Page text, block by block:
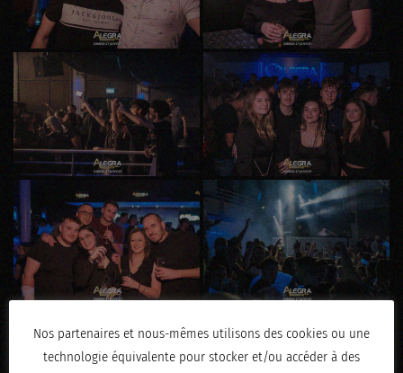
Nos partenaires et nous-mêmes utilisons des cookies ou une
technologie équivalente pour stocker et/ou accéder à des